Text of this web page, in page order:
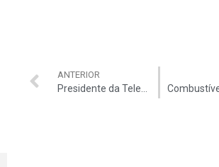
ANTERIOR
Presidente da Telebras renuncia